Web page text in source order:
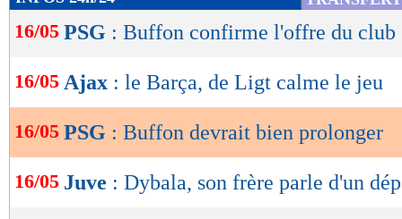
de
lecture
OK
16/05 PSG : Buffon confirme l'offre du club
16/05 Ajax : le Barça, de Ligt calme le jeu
16/05 PSG : Buffon devrait bien prolonger
16/05 Juve : Dybala, son frère parle d'un